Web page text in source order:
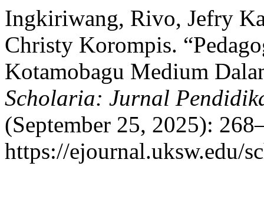
Ingkiriwang, Rivo, Jefry
Christy Korompis.
Kotamobagu Medium
Scholaria: Jurnal
(September 25, 2025):
https://ejournal.uksw.edu/